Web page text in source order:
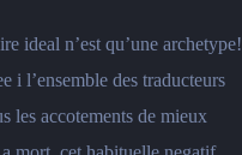
ideal n’est qu’une archetype!
i l’ensemble des traducteurs
les accotements de mieux